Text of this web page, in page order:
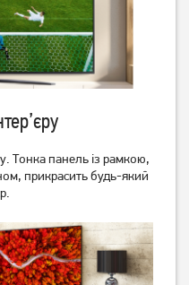
Телевізор Philips
55OLED819/12
93 549грн
74 839
Тонка панель із рамкою,
прикрасить будь-який